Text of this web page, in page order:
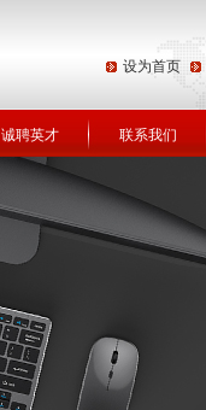
设为首页
诚聘英才 联系我们